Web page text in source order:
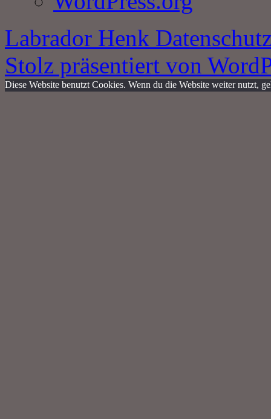
Labrador Henk
Stolz präsentiert von
Diese Website benutzt Cookies. Wenn du die Website weiter nutzt,